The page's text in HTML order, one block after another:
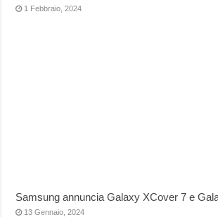
1 Febbraio, 2024
Samsung annuncia Galaxy XCover 7 e
13 Gennaio, 2024